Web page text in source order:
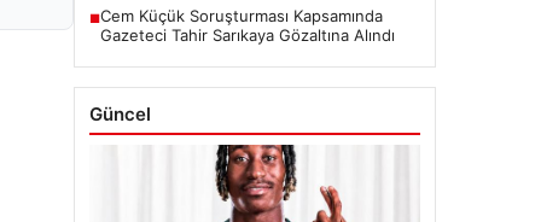
■Cem Küçük Soruşturması Kapsamında
Gazeteci Tahir Sarıkaya Gözaltına Alındı
Güncel